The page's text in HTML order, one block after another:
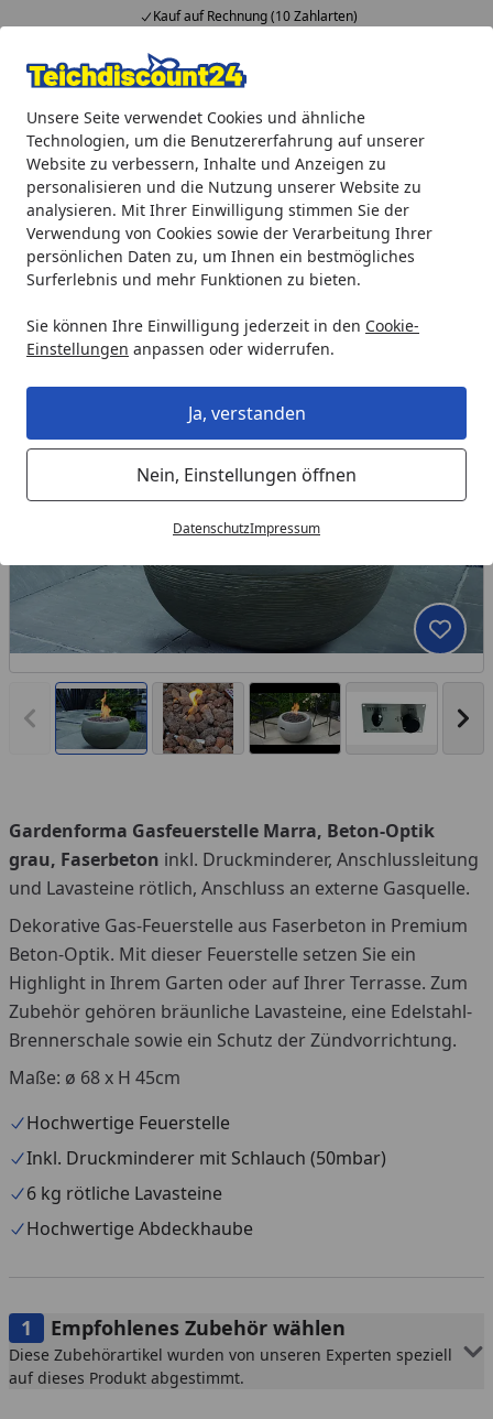
Unsere Seite verwendet Cookies und ähnliche
Technologien, um die Benutzererfahrung auf unserer
Website zu verbessern, Inhalte und Anzeigen zu
personalisieren und die Nutzung unserer Website zu
analysieren. Mit Ihrer Einwilligung stimmen Sie der
Verwendung von Cookies sowie der Verarbeitung Ihrer
persönlichen Daten zu, um Ihnen ein bestmögliches
Surferlebnis und mehr Funktionen zu bieten.
Sie können Ihre Einwilligung jederzeit in den Cookie-
Einstellungen anpassen oder widerrufen.
Ja, verstanden
Nein, Einstellungen öffnen
DatenschutzImpressum
Kauf auf Rechnung (10 Zahlarten)
Alle Produkte
Mein Konto
Suchen
Startseite
Gardenforma Gas Feuerstelle Marra, Beton-Optik grau, aus
Gardenforma Gas Feuerstelle
Marra, Beton-Optik grau, aus
Faserbeton
Vorheriges Bild anzeigen
Gardenforma Gasfeuerstelle Marra, Beton-Optik
grau, Faserbeton inkl. Druckminderer, Anschlussleitung
und Lavasteine rötlich, Anschluss an externe Gasquelle.
Dekorative Gas-Feuerstelle aus Faserbeton in Premium
Beton-Optik. Mit dieser Feuerstelle setzen Sie ein
Highlight in Ihrem Garten oder auf Ihrer Terrasse. Zum
Zubehör gehören bräunliche Lavasteine, eine Edelstahl-
Brennerschale sowie ein Schutz der Zündvorrichtung.
Maße: ø 68 x H 45cm
Hochwertige Feuerstelle
Inkl. Druckminderer mit Schlauch (50mbar)
6 kg rötliche Lavasteine
Hochwertige Abdeckhaube
Empfohlenes Zubehör wählen
Diese Zubehörartikel wurden von unseren Experten speziell
auf dieses Produkt abgestimmt.